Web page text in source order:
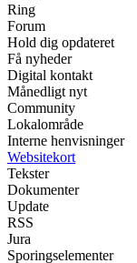
Ring
Forum
Hold dig opdateret
Få nyheder
Digital kontakt
Månedligt nyt
Community
Lokalområde
Interne henvisninger
Websitekort
Tekster
Dokumenter
Update
RSS
Jura
Sporingselementer